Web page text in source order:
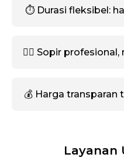
⏱️ Durasi fleksibel:
🧑‍✈️ Sopir
💰 Harga
Layanan